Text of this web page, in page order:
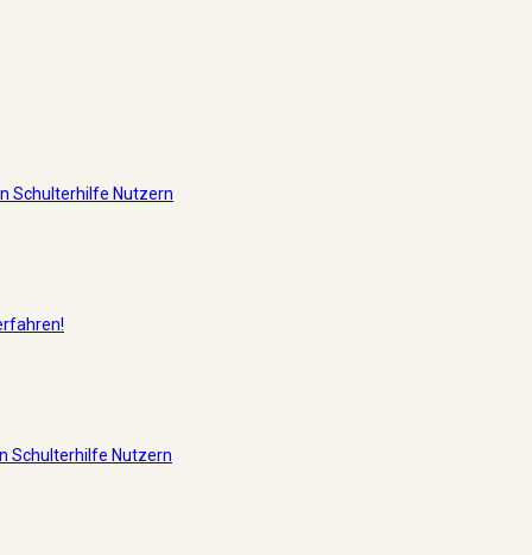
Schulterhilfe Nutzern
Schulterhilfe Nutzern